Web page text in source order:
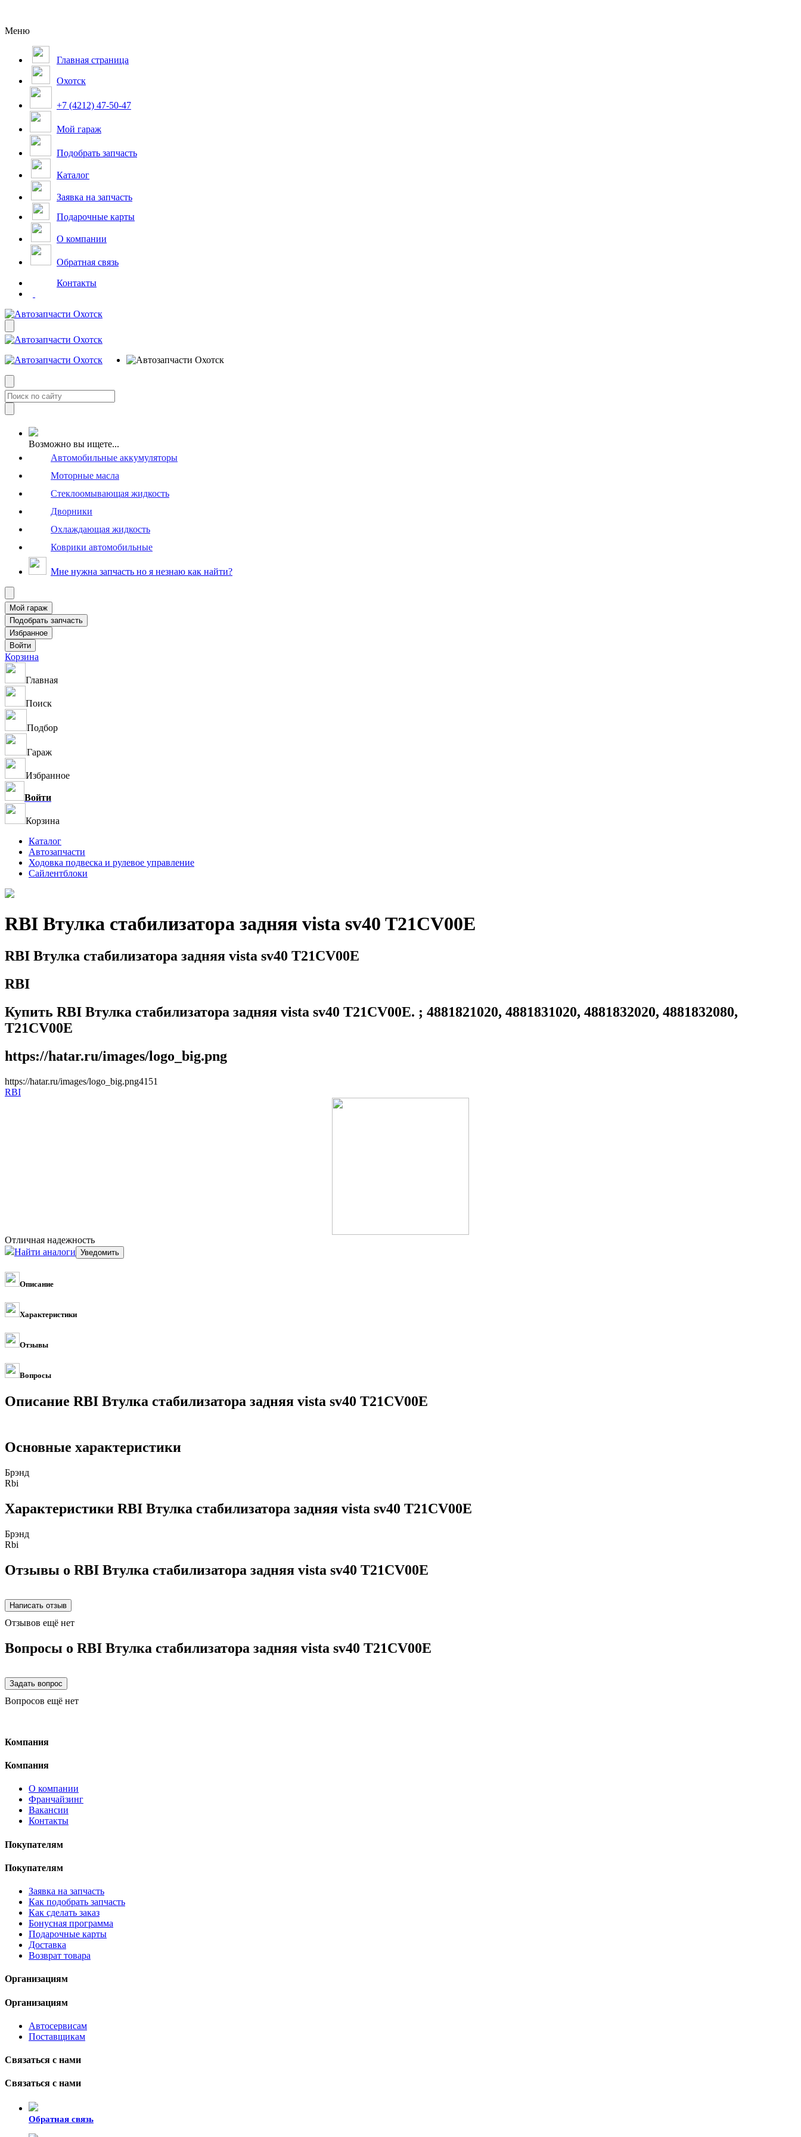
Меню
Главная страница
Охотск
+7 (4212) 47-50-47
Мой гараж
Подобрать запчасть
Каталог
Заявка на запчасть
Подарочные карты
О компании
Обратная связь
Контакты
Возможно вы ищете...
Автомобильные аккумуляторы
Моторные масла
Стеклоомывающая жидкость
Дворники
Охлаждающая жидкость
Коврики автомобильные
Мне нужна запчасть но я незнаю как найти?
Корзина
Главная
Поиск
Подбор
Гараж
Избранное
Войти
Корзина
Каталог
Автозапчасти
Ходовка подвеска и рулевое управление
Сайлентблоки
RBI Втулка стабилизатора задняя vista sv40 T21CV00E
RBI Втулка стабилизатора задняя vista sv40 T21CV00E
RBI
Купить RBI Втулка стабилизатора задняя vista sv40 T21CV00E. ; 4881821020, 4881831020, 4881832020, 4881832080,
T21CV00E
https://hatar.ru/images/logo_big.png
https://hatar.ru/images/logo_big.png41 51
RBI
Отличная надежность
Найти аналоги
Описание
Характеристики
Отзывы
Вопросы
Описание RBI Втулка стабилизатора задняя vista sv40 T21CV00E
Основные характеристики
Брэнд
Rbi
Характеристики RBI Втулка стабилизатора задняя vista sv40 T21CV00E
Брэнд
Rbi
Отзывы о RBI Втулка стабилизатора задняя vista sv40 T21CV00E
Отзывов ещё нет
Вопросы о RBI Втулка стабилизатора задняя vista sv40 T21CV00E
Вопросов ещё нет
Компания
Компания
О компании
Франчайзинг
Вакансии
Контакты
Покупателям
Покупателям
Заявка на запчасть
Как подобрать запчасть
Как сделать заказ
Бонусная программа
Подарочные карты
Доставка
Возврат товара
Организациям
Организациям
Автосервисам
Поставщикам
Связаться с нами
Связаться с нами
Обратная связь